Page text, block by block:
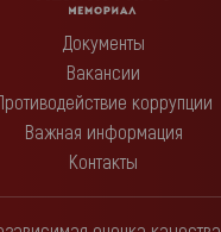
Документы
Вакансии
коррупции
Важная информация
Контакты